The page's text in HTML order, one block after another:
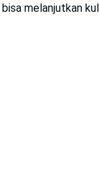
melanjutkan